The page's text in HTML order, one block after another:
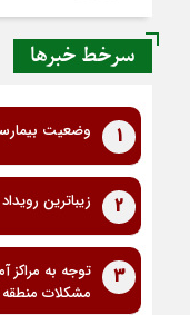
سرخط خبرها
1 وضعیت
2 زیباترین رویداد
3
توجه به
مشکلات منطقه